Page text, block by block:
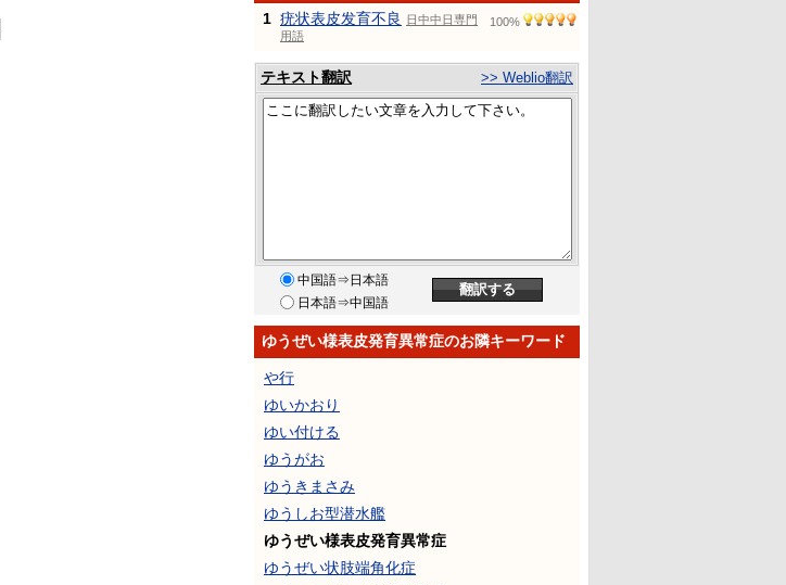
1 疣状表皮发育不良 日中中日専門
用語
100%
テキスト翻訳 >> Weblio翻訳
中国語⇒日本語
日本語⇒中国語
ゆうぜい様表皮発育異常症のお隣キーワード
や行
ゆいかおり
ゆい付ける
ゆうがお
ゆうきまさみ
ゆうしお型潜水艦
ゆうぜい様表皮発育異常症
ゆうぜい状肢端角化症